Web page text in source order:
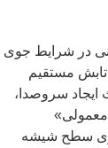
در شرایط جوی
تابش مستقیم
سروصدا،
روی سطح شیشه